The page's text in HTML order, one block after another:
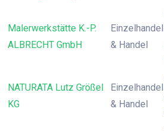
Malerwerkstätte K.-P.
ALBRECHT GmbH
Einzelhandel
& Handel
NATURATA Lutz Größel
KG
Einzelhandel
& Handel